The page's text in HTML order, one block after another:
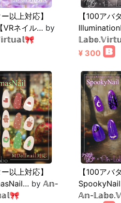
以上対応】
VRネイル… by
【100アバ
¥ 300
以上対応】
by 𝔸𝕟-
【100アバ
𝔸𝕟-